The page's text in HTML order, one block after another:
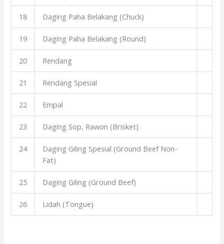
18 Daging Paha Belakang (Chuck)
19 Daging Paha Belakang (Round)
20 Rendang
21 Rendang Spesial
22 Empal
23 Daging Sop, Rawon (Brisket)
24
Daging Giling Spesial (Ground Beef Non-
Fat)
25 Daging Giling (Ground Beef)
26 Lidah (Tongue)